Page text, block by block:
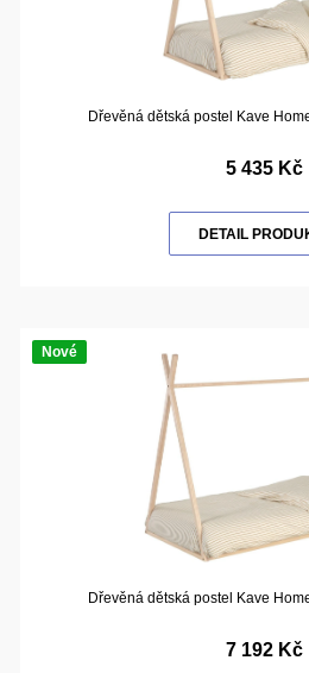
Dřevěná dětská postel Kave
5 435 Kč
DETAIL
Nové
Dřevěná dětská postel Kave
7 192 Kč